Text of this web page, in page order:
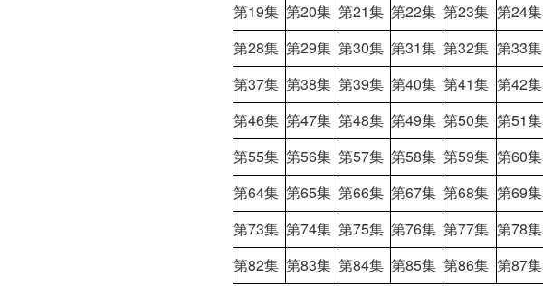
第19集 第20集 第21集 第22集 第23集 第24集
第28集 第29集 第30集 第31集 第32集 第33集
第37集 第38集 第39集 第40集 第41集 第42集
第46集 第47集 第48集 第49集 第50集 第51集
第55集 第56集 第57集 第58集 第59集 第60集
第64集 第65集 第66集 第67集 第68集 第69集
第73集 第74集 第75集 第76集 第77集 第78集
第82集 第83集 第84集 第85集 第86集 第87集